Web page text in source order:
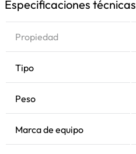
Especificaciones técnicas
Propiedad
Tipo
Peso
Marca de equipo